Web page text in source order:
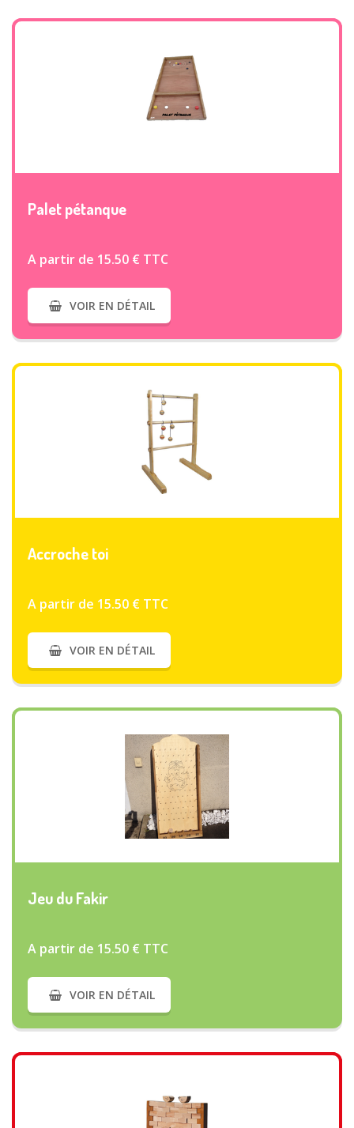
VOIR PLUS
Palet pétanque
A partir de 15.50 € TTC
VOIR EN DÉTAIL
VOIR PLUS
Accroche toi
A partir de 15.50 € TTC
VOIR EN DÉTAIL
VOIR PLUS
Jeu du Fakir
A partir de 15.50 € TTC
VOIR EN DÉTAIL